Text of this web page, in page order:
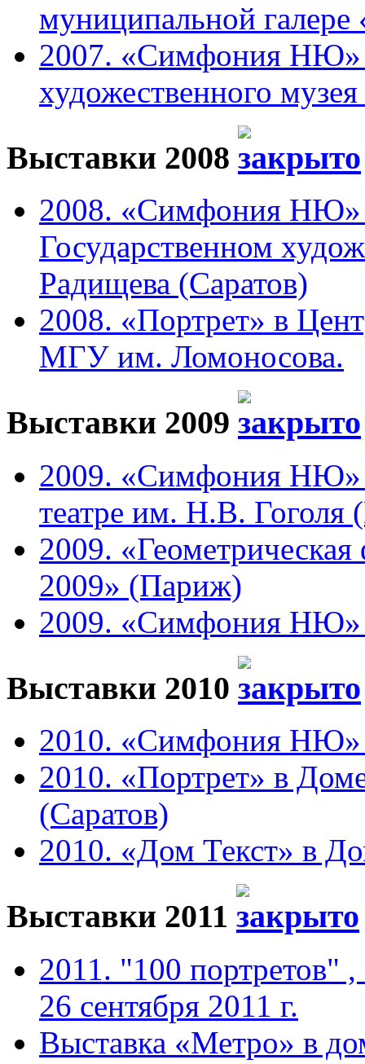
муниципальной галере
2007. «Симфония НЮ»
художественного
Выставки 2008
2008. «Симфония НЮ»
Государственном
Радищева (Саратов)
2008. «Портрет» в
МГУ им. Ломоносова.
Выставки 2009
2009. «Симфония НЮ»
театре им. Н.В. Гоголя
2009.
2009» (Париж)
2009. «Симфония НЮ»
Выставки 2010
2010. «Симфония НЮ»
2010. «Портрет» в
(Саратов)
2010. «Дом Текст» в
Выставки 2011
2011. "100 портретов"
26 сентября 2011 г.
Выставка «Метро» в